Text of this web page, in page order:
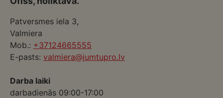
Patversmes iela 3,
Valmiera
Mob.: +37124665555
E-pasts: valmiera@jumtupro.lv
Darba laiki
darbadienās 09:00-17:00